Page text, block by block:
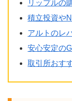
リップルの
積立投資や
アルトのレ
安心安定の
取引所おす